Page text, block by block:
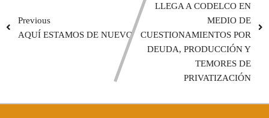
Previous
AQUÍ ESTAMOS DE NUEVO
LLEGA A CODELCO EN
MEDIO DE
CUESTIONAMIENTOS POR
DEUDA, PRODUCCIÓN Y
TEMORES DE
PRIVATIZACIÓN